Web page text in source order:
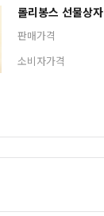
롤리봉스 선물상자
판매가격
소비자가격